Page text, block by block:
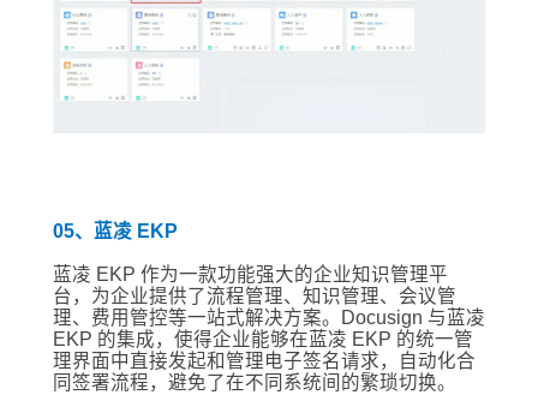
05、蓝凌 EKP
蓝凌 EKP 作为一款功能强大的企业知识管理平
台，为企业提供了流程管理、知识管理、会议管
理、费用管控等一站式解决方案。Docusign 与蓝凌
EKP 的集成，使得企业能够在蓝凌 EKP 的统一管
理界面中直接发起和管理电子签名请求，自动化合
同签署流程，避免了在不同系统间的繁琐切换。